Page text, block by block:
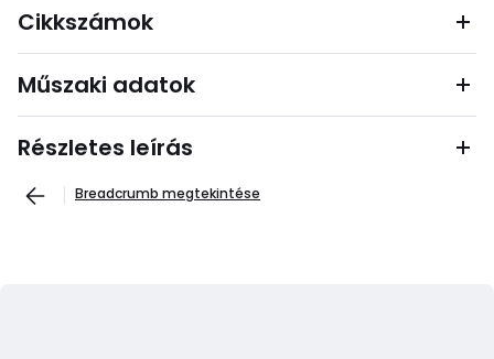
Cikkszámok
Műszaki adatok
Részletes leírás
Breadcrumb megtekintése